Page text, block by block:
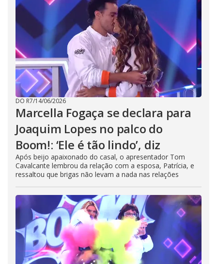
DO R7/14/06/2026
Marcella Fogaça se declara para
Joaquim Lopes no palco do
Boom!: ‘Ele é tão lindo’, diz
Após beijo apaixonado do casal, o apresentador Tom
Cavalcante lembrou da relação com a esposa, Patrícia, e
ressaltou que brigas não levam a nada nas relações